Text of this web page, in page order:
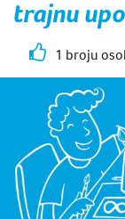
trajnu
1 broju